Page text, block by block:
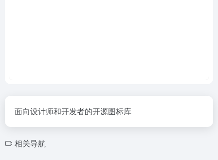
面向设计师和开发者的开源图标库
相关导航